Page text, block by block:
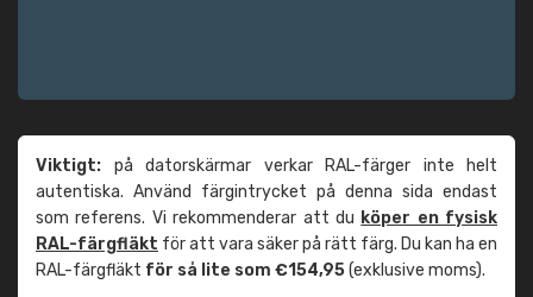
Viktigt: på datorskärmar verkar RAL-färger inte helt
autentiska. Använd färgintrycket på denna sida endast
som referens. Vi rekommenderar att du köper en fysisk
RAL-färgfläkt för att vara säker på rätt färg. Du kan ha en
RAL-färgfläkt för så lite som €154,95(exklusive moms).